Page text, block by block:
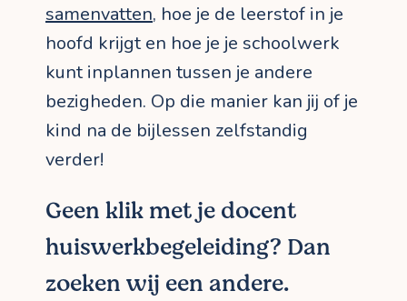
samenvatten, hoe je de leerstof in je
hoofd krijgt en hoe je je schoolwerk
kunt inplannen tussen je andere
bezigheden. Op die manier kan jij of je
kind na de bijlessen zelfstandig
verder!
Geen klik met je docent
huiswerkbegeleiding? Dan
zoeken wij een andere.